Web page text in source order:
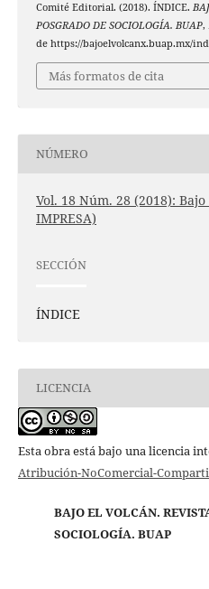
Comité Editorial. (2018). ÍNDICE.
POSGRADO DE SOCIOLOGÍA. BUAP,
de https://bajoelvolcanx.buap.mx/
Más formatos de cita
NÚMERO
Vol. 18 Núm. 28 (2018):
IMPRESA)
SECCIÓN
ÍNDICE
LICENCIA
Esta obra está bajo una licencia
Atribución-NoComercial-
BAJO EL VOLCÁN.
SOCIOLOGÍA. BUAP